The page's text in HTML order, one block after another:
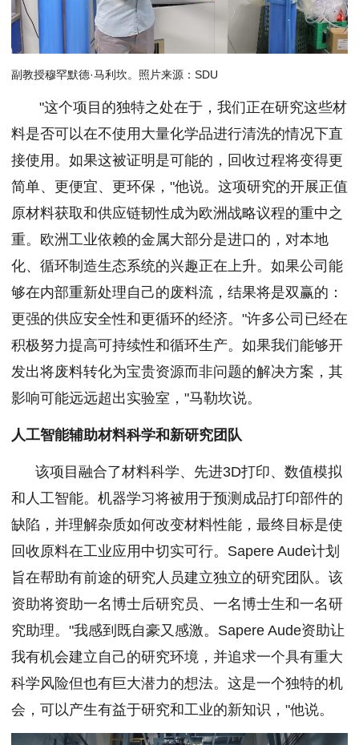
副教授穆罕默德·马利坎。照片来源：SDU
"这个项目的独特之处在于，我们正在研究这些材
料是否可以在不使用大量化学品进行清洗的情况下直
接使用。如果这被证明是可能的，回收过程将变得更
简单、更便宜、更环保，"他说。这项研究的开展正值
原材料获取和供应链韧性成为欧洲战略议程的重中之
重。欧洲工业依赖的金属大部分是进口的，对本地
化、循环制造生态系统的兴趣正在上升。如果公司能
够在内部重新处理自己的废料流，结果将是双赢的：
更强的供应安全性和更循环的经济。"许多公司已经在
积极努力提高可持续性和循环生产。如果我们能够开
发出将废料转化为宝贵资源而非问题的解决方案，其
影响可能远远超出实验室，"马勒坎说。
人工智能辅助材料科学和新研究团队
该项目融合了材料科学、先进3D打印、数值模拟
和人工智能。机器学习将被用于预测成品打印部件的
缺陷，并理解杂质如何改变材料性能，最终目标是使
回收原料在工业应用中切实可行。Sapere Aude计划
旨在帮助有前途的研究人员建立独立的研究团队。该
资助将资助一名博士后研究员、一名博士生和一名研
究助理。"我感到既自豪又感激。Sapere Aude资助让
我有机会建立自己的研究环境，并追求一个具有重大
科学风险但也有巨大潜力的想法。这是一个独特的机
会，可以产生有益于研究和工业的新知识，"他说。